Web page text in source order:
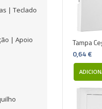
| Teclado
| Apoio
Tampa
0,64 €